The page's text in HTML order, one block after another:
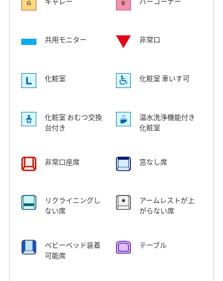
共用モニター 非常口
化粧室 化粧室 車いす可
化粧室 おむつ交換
台付き
温水洗浄機能付き
化粧室
非常口座席 窓なし席
リクライニングし
ない席
アームレストが上
がらない席
ベビーベッド装着
可能席
テーブル